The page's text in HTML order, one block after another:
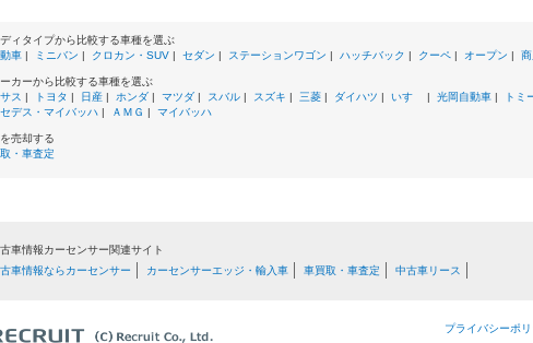
ィタイプから比較する車種を選ぶ
車 | ミニバン | クロカン・SUV | セダン | ステーションワゴン | ハッチバック | クーペ | オープン |
カーから比較する車種を選ぶ
ス | トヨタ | 日産 | ホンダ | マツダ | スバル | スズキ | 三菱 | ダイハツ | いすゞ | 光岡自動車 | トミ
セデス・マイバッハ | ＡＭＧ | マイバッハ
売却する
・車査定
車情報カーセンサー関連サイト
車情報ならカーセンサー
カーセンサーエッジ・輸入車 車買取・車査定 中古車リース
プライバシーポ